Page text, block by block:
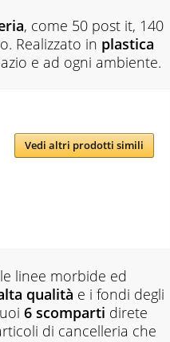
, come 50 post it, 140
Realizzato in plastica
e ad ogni ambiente.
Vedi altri prodotti simili
linee morbide ed
qualità e i fondi degli
6 scomparti direte
di cancelleria che